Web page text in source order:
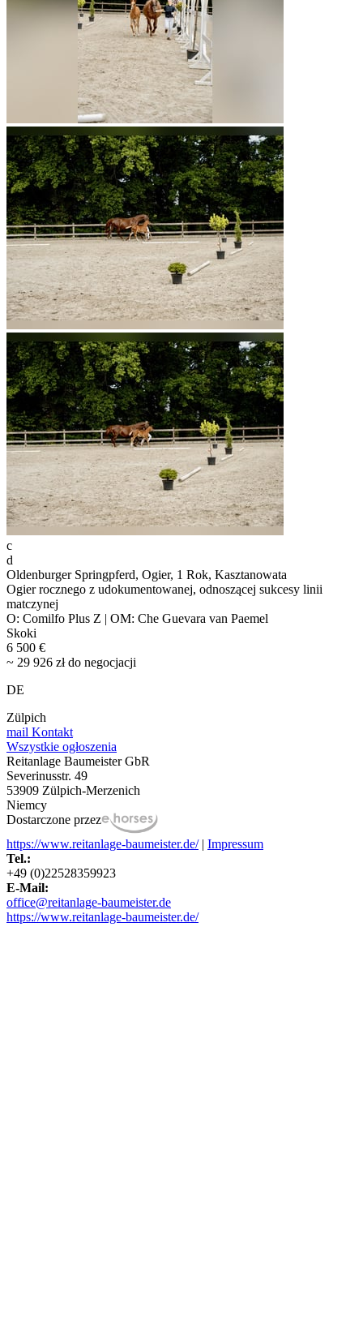
c
d
Oldenburger Springpferd, Ogier, 1 Rok, Kasztanowata
Ogier rocznego z udokumentowanej, odnoszącej sukcesy linii
matczynej
O: Comilfo Plus Z | OM: Che Guevara van Paemel
Skoki
6 500 €
~ 29 926 zł do negocjacji
DE
Zülpich
mail Kontakt
Wszystkie ogłoszenia
Reitanlage Baumeister GbR
Severinusstr. 49
53909 Zülpich-Merzenich
Niemcy
Dostarczone przez
https://www.reitanlage-baumeister.de/ | Impressum
Tel.:
+49 (0)22528359923
E-Mail:
office@reitanlage-baumeister.de
https://www.reitanlage-baumeister.de/